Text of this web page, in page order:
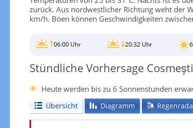
zurück. Aus nordwestlicher Richtung weht der
km/h. Böen können Geschwindigkeiten
06:00 Uhr 20:32 Uhr
Stündliche Vorhersage
Heute werden bis zu 6 Sonnenstunden
Übersicht Diagramm